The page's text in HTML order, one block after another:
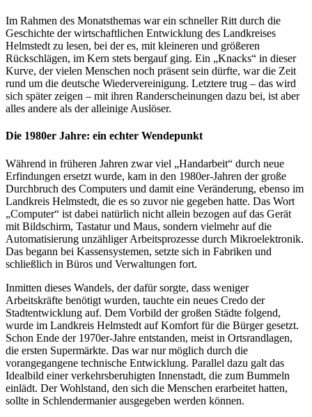
Im Rahmen des Monatsthemas war ein schneller Ritt durch die
Geschichte der wirtschaftlichen Entwicklung des Landkreises
Helmstedt zu lesen, bei der es, mit kleineren und größeren
Rückschlägen, im Kern stets bergauf ging. Ein „Knacks“ in dieser
Kurve, der vielen Menschen noch präsent sein dürfte, war die Zeit
rund um die deutsche Wiedervereinigung. Letztere trug – das wird
sich später zeigen – mit ihren Randerscheinungen dazu bei, ist aber
alles andere als der alleinige Auslöser.
Die 1980er Jahre: ein echter Wendepunkt
Während in früheren Jahren zwar viel „Handarbeit“ durch neue
Erfindungen ersetzt wurde, kam in den 1980er-Jahren der große
Durchbruch des Computers und damit eine Veränderung, ebenso im
Landkreis Helmstedt, die es so zuvor nie gegeben hatte. Das Wort
„Computer“ ist dabei natürlich nicht allein bezogen auf das Gerät
mit Bildschirm, Tastatur und Maus, sondern vielmehr auf die
Automatisierung unzähliger Arbeitsprozesse durch Mikroelektronik.
Das begann bei Kassensystemen, setzte sich in Fabriken und
schließlich in Büros und Verwaltungen fort.
Inmitten dieses Wandels, der dafür sorgte, dass weniger
Arbeitskräfte benötigt wurden, tauchte ein neues Credo der
Stadtentwicklung auf. Dem Vorbild der großen Städte folgend,
wurde im Landkreis Helmstedt auf Komfort für die Bürger gesetzt.
Schon Ende der 1970er-Jahre entstanden, meist in Ortsrandlagen,
die ersten Supermärkte. Das war nur möglich durch die
vorangegangene technische Entwicklung. Parallel dazu galt das
Idealbild einer verkehrsberuhigten Innenstadt, die zum Bummeln
einlädt. Der Wohlstand, den sich die Menschen erarbeitet hatten,
sollte in Schlendermanier ausgegeben werden können.